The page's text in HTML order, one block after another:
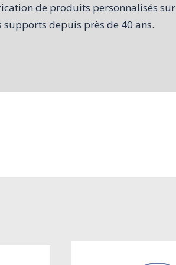
de produits personnalisés sur
supports depuis près de 40 ans.